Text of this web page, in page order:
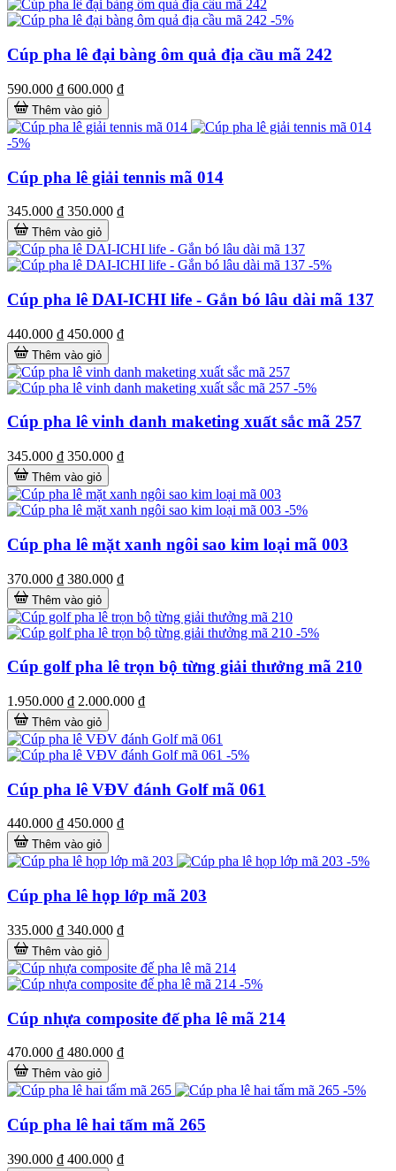
-5%
Cúp pha lê đại bàng ôm quả địa cầu mã 242
590.000 ₫ 600.000 ₫
Thêm vào giỏ
-5%
Cúp pha lê giải tennis mã 014
345.000 ₫ 350.000 ₫
Thêm vào giỏ
-5%
Cúp pha lê DAI-ICHI life - Gắn bó lâu dài mã 137
440.000 ₫ 450.000 ₫
Thêm vào giỏ
-5%
Cúp pha lê vinh danh maketing xuất sắc mã 257
345.000 ₫ 350.000 ₫
Thêm vào giỏ
-5%
Cúp pha lê mặt xanh ngôi sao kim loại mã 003
370.000 ₫ 380.000 ₫
Thêm vào giỏ
-5%
Cúp golf pha lê trọn bộ từng giải thưởng mã 210
1.950.000 ₫ 2.000.000 ₫
Thêm vào giỏ
-5%
Cúp pha lê VĐV đánh Golf mã 061
440.000 ₫ 450.000 ₫
Thêm vào giỏ
-5%
Cúp pha lê họp lớp mã 203
335.000 ₫ 340.000 ₫
Thêm vào giỏ
-5%
Cúp nhựa composite đế pha lê mã 214
470.000 ₫ 480.000 ₫
Thêm vào giỏ
-5%
Cúp pha lê hai tấm mã 265
390.000 ₫ 400.000 ₫